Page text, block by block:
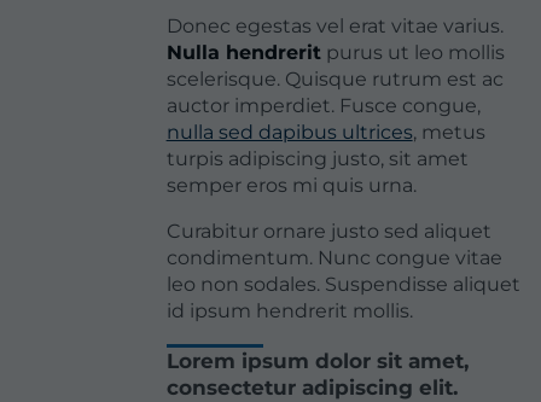
Donec egestas vel erat vitae varius.
Nulla hendreritpurus ut leo mollis
scelerisque. Quisque rutrum est ac
auctor imperdiet. Fusce congue,
nulla sed dapibus ultrices, metus
turpis adipiscing justo, sit amet
semper eros mi quis urna.
Curabitur ornare justo sed aliquet
condimentum. Nunc congue vitae
leo non sodales. Suspendisse aliquet
id ipsum hendrerit mollis.
Lorem ipsum dolor sit amet,
consectetur adipiscing elit.